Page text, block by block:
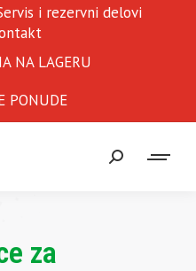
i rezervni delovi
NA LAGERU
PONUDE
Search:
za